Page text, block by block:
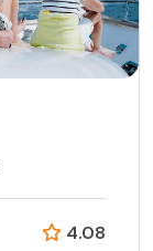
4.08